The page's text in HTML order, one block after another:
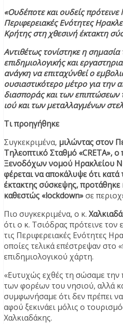
«Ουδέποτε και ουδείς πρότεινε
Περιφερειακές Ενότητες
Κρήτης στη χθεσινή έκτακτη
Αντιθέτως τονίστηκε η σημασία
επιδημιολογικής και
ανάγκη να επιταχύνθεί ο
ουσιαστικότερο μέτρο για την
διασποράς και των επιπτώσεων
ιού και των μεταλλαγμένων
Τι προηγήθηκε
Συγκεκριμένα, μιλώντας στον
Τηλεοπτικό Σταθμό «CRETA»,
Ξενοδόχων νομού Ηρακλείου
φέρεται να αποκάλυψε ότι κατά
έκτακτης σύσκεψης,
καθεστώς «lockdown»σε
Πιο συγκεκριμένα, ο κ.
ότι ο κ. Τσιόδρας πρότεινε τον
τις Περιφερειακές Ενότητες
οποίες τελικά επέστρεψαν στο
επιδημιολογικού χάρτη.
«Ευτυχώς εχθές τη σώσαμε
των φορέων του νησιού, αλλά
συμφωνήσαμε ότι δεν πρέπει να
αφού ξεκινάει μόλις ο
Χαλκιαδάκης.